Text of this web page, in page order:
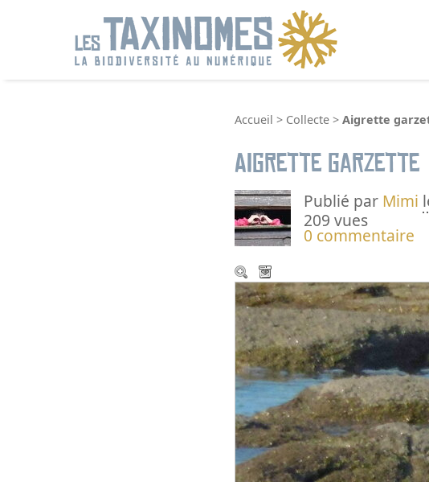
Accueil > Collecte > Aigrette
Aigrette garzette
Publié par Mimi
209 vues
0 commentaire